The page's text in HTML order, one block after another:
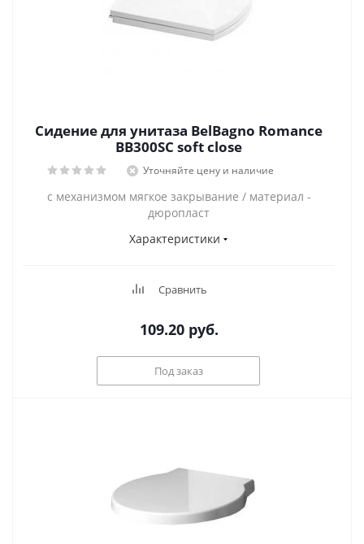
Сидение для унитаза BelBagno Romance
BB300SC soft close
Уточняйте цену и наличие
с механизмом мягкое закрывание / материал -
дюропласт
Характеристики
Сравнить
109.20 руб.
Под заказ